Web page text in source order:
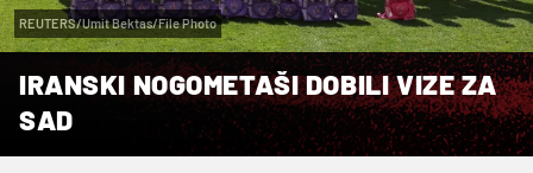
REUTERS/Umit Bektas/File Photo
IRANSKI NOGOMETAŠI DOBILI VIZE ZA
SAD